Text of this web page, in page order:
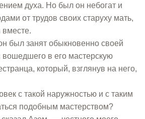
духа. Но был он небогат и
от трудов своих старуху мать,
вместе.
был занят обыкновенно своей
вошедшего в его мастерскую
который, взглянув на него,
с такой наружностью и с таким
подобным мастерством?